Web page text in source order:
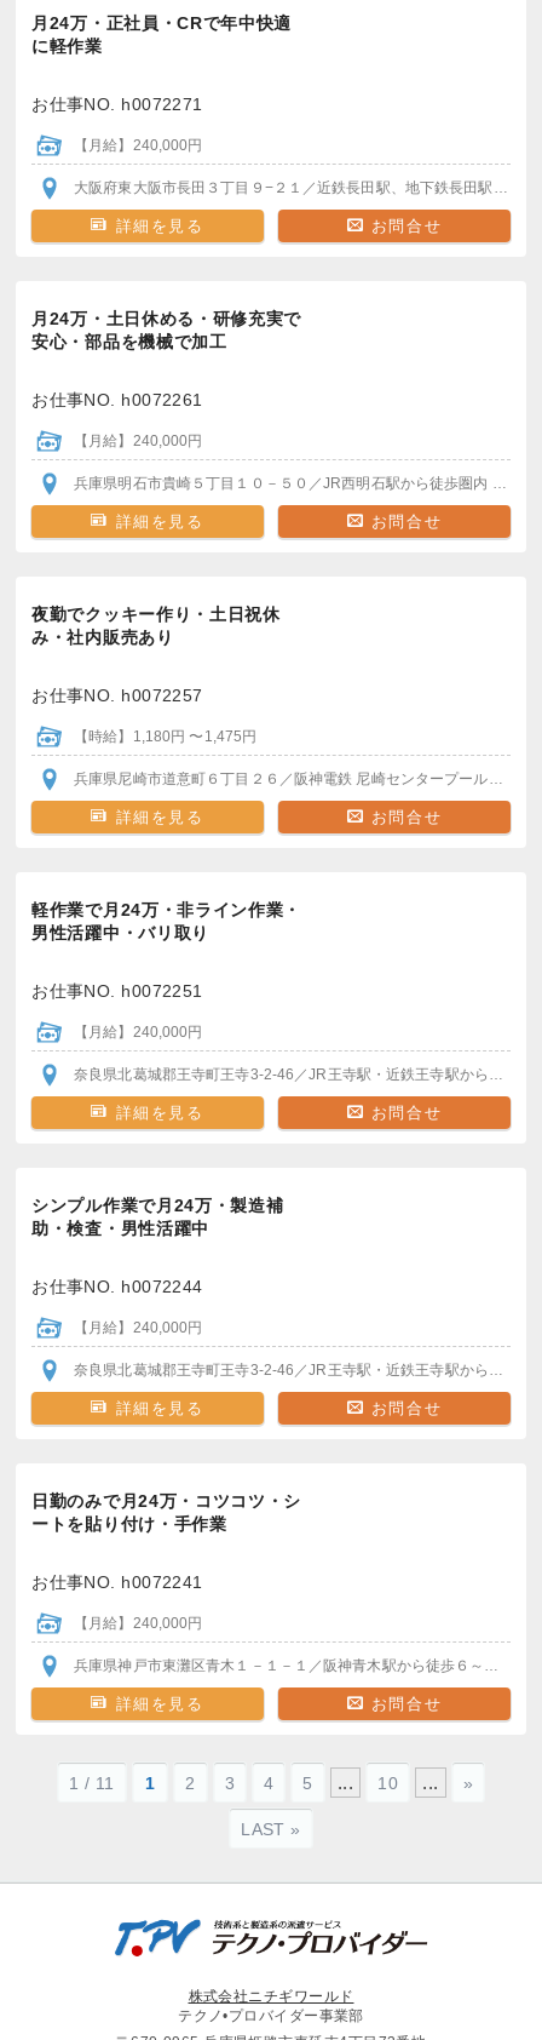
月24万・正社員・CRで年中快適
に軽作業
お仕事NO. h0072271
【月給】240,000円
大阪府東大阪市長田３丁目９−２１ ／近鉄長田駅、地下鉄長田駅 ＊駅か
詳細を見る お問合せ
月24万・土日休める・研修充実で
安心・部品を機械で加工
お仕事NO. h0072261
【月給】240,000円
兵庫県明石市貴崎５丁目１０－５０ ／JR西明石駅から徒歩圏内
詳細を見る お問合せ
夜勤でクッキー作り・土日祝休
み・社内販売あり
お仕事NO. h0072257
【時給】1,180円 〜1,475円
兵庫県尼崎市道意町６丁目２６ ／阪神電鉄 尼崎センタープール前駅
詳細を見る お問合せ
軽作業で月24万・非ライン作業・
男性活躍中・バリ取り
お仕事NO. h0072251
【月給】240,000円
奈良県北葛城郡王寺町王寺3-2-46 ／JR王寺駅・近鉄王寺駅から徒歩7分
詳細を見る お問合せ
シンプル作業で月24万・製造補
助・検査・男性活躍中
お仕事NO. h0072244
【月給】240,000円
奈良県北葛城郡王寺町王寺3-2-46 ／JR王寺駅・近鉄王寺駅から徒歩7分
詳細を見る お問合せ
日勤のみで月24万・コツコツ・シ
ートを貼り付け・手作業
お仕事NO. h0072241
【月給】240,000円
兵庫県神戸市東灘区青木１－１－１ ／阪神青木駅から徒歩６～７分！
詳細を見る お問合せ
1 / 11 1 2 3 4 5 ... 10 ... »
LAST »
株式会社ニチギワールド
テクノ•プロバイダー事業部